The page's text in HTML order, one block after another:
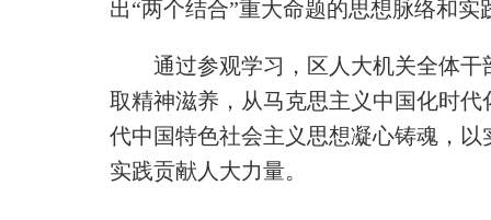
出“两个结合”重大命题的思想脉络和实
通过参观学习，区人大机关全体
取精神滋养，从马克思主义中国化时
代中国特色社会主义思想凝心铸魂，
实践贡献人大力量。